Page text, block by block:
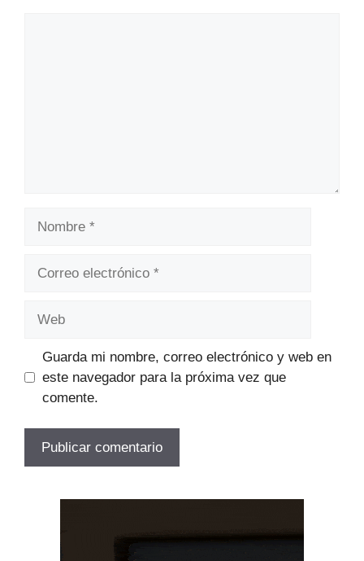
Guarda mi nombre, correo electrónico y web en
este navegador para la próxima vez que
comente.